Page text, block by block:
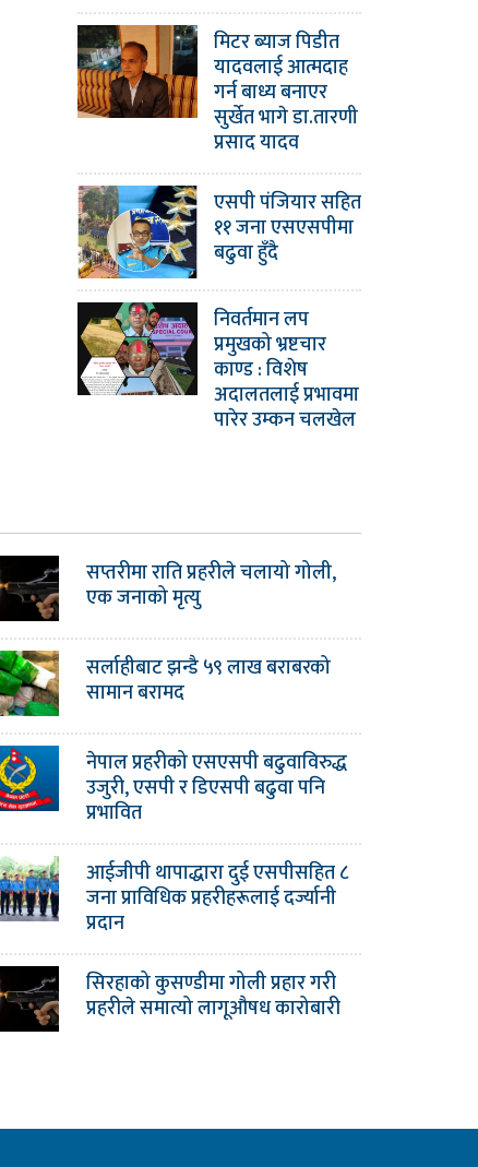
मिटर ब्याज पिडीत
यादवलाई आत्मदाह
गर्न बाध्य बनाएर
सुर्खेत भागे डा.तारणी
प्रसाद यादव
एसपी पंजियार सहित
११ जना एसएसपीमा
बढुवा हुँदै
निवर्तमान लप
प्रमुखको भ्रष्टचार
काण्ड : विशेष
अदालतलाई प्रभावमा
पारेर उम्कन चलखेल
सप्तरीमा राति प्रहरीले चलायो गोली,
एक जनाको मृत्यु
सर्लाहीबाट झन्डै ५९ लाख बराबरको
सामान बरामद
नेपाल प्रहरीको एसएसपी बढुवाविरुद्ध
उजुरी, एसपी र डिएसपी बढुवा पनि
प्रभावित
आईजीपी थापाद्धारा दुई एसपीसहित ८
जना प्राविधिक प्रहरीहरूलाई दर्ज्यानी
प्रदान
सिरहाको कुसण्डीमा गोली प्रहार गरी
प्रहरीले समात्यो लागूऔषध कारोबारी